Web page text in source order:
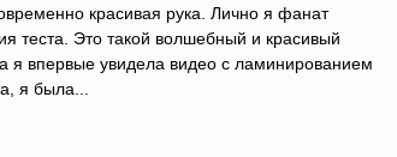
красивая рука. Лично я фанат
теста. Это такой волшебный и красивый
я впервые увидела видео с ламинированием
я была...